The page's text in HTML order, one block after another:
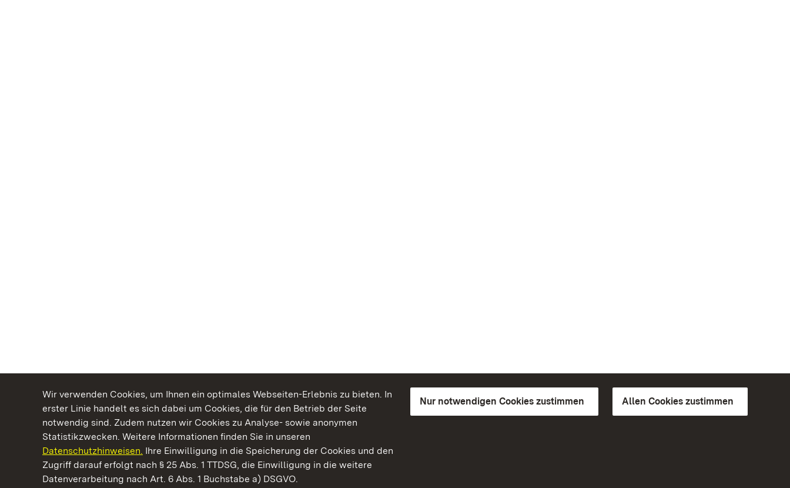
Wir verwenden Cookies, um Ihnen ein optimales Webseiten-Erlebnis zu bieten. In
erster Linie handelt es sich dabei um Cookies, die für den Betrieb der Seite
notwendig sind. Zudem nutzen wir Cookies zu Analyse- sowie anonymen
Statistikzwecken. Weitere Informationen finden Sie in unseren
Datenschutzhinweisen. Ihre Einwilligung in die Speicherung der Cookies und den
Zugriff darauf erfolgt nach § 25 Abs. 1 TTDSG, die Einwilligung in die weitere
Datenverarbeitung nach Art. 6 Abs. 1 Buchstabe a) DSGVO.
Nur notwendigen Cookies zustimmen Allen Cookies zustimmen
Kommen. Staunen. Genießen.